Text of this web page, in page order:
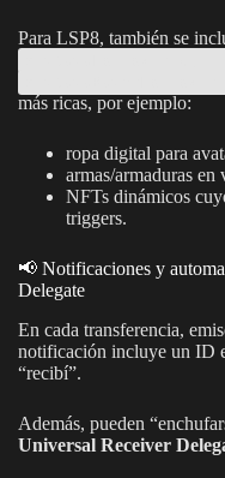
Para LSP8, también se
más ricas, por ejemplo:
ropa digital para
armas/armaduras en
NFTs dinámicos
triggers.
📢 Notificaciones y
Delegate
En cada transferencia,
notificación incluye un ID
“recibí”.
Además, pueden
Universal Receiver